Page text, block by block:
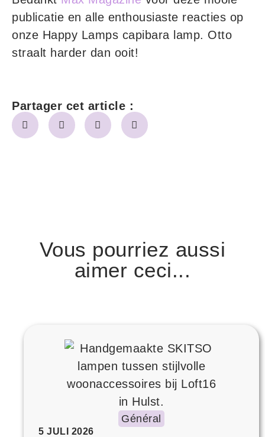
publicatie en alle enthousiaste reacties op
onze Happy Lamps capibara lamp. Otto
straalt harder dan ooit!
Partager cet article :
Vous pourriez aussi
aimer ceci...
Général
5 JULI 2026